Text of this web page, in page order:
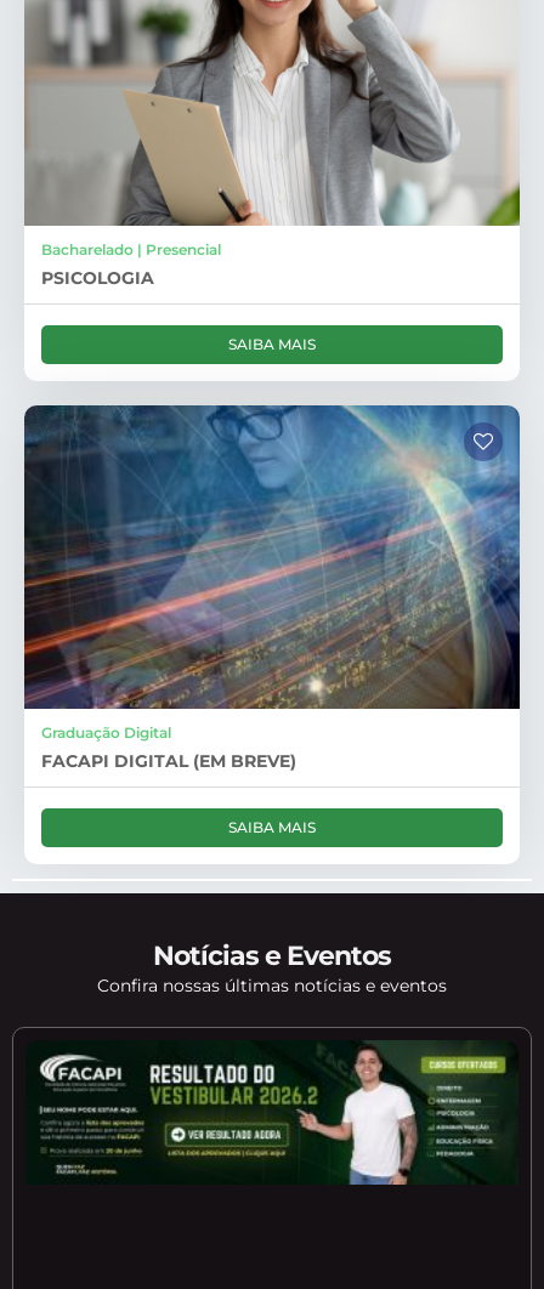
Bacharelado | Presencial
PSICOLOGIA
SAIBA MAIS
Graduação Digital
FACAPI DIGITAL (EM BREVE)
SAIBA MAIS
Notícias e Eventos
Confira nossas últimas notícias e eventos